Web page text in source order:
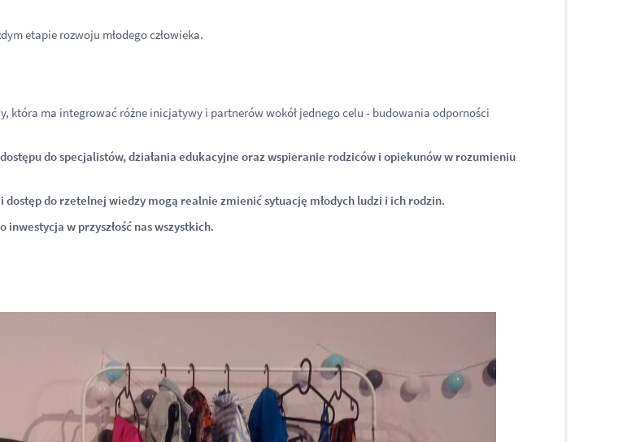
etapie rozwoju młodego człowieka.
która ma integrować różne inicjatywy i partnerów wokół jednego celu - budowania odporności
do specjalistów, działania edukacyjne oraz wspieranie rodziców i opiekunów w rozumieniu
do rzetelnej wiedzy mogą realnie zmienić sytuację młodych ludzi i ich rodzin.
w przyszłość nas wszystkich.